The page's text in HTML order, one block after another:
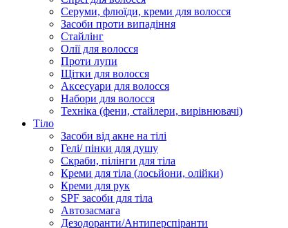
Серуми, флюїди, креми для волосся
Засоби проти випадіння
Стайлінг
Олії для волосся
Проти лупи
Щітки для волосся
Аксесуари для волосся
Набори для волосся
Техніка (фени, стайлери, вирівнювачі)
Тіло
Засоби від акне на тілі
Гелі/ пінки для душу
Скраби, пілінги для тіла
Креми для тіла (лосьйони, олійки)
Креми для рук
SPF засоби для тіла
Автозасмага
Дезодоранти/Антиперспіранти